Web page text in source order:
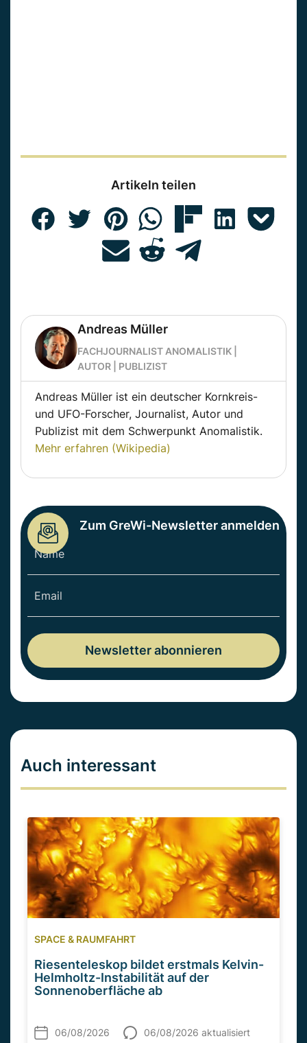
Artikeln teilen
Andreas Müller
FACHJOURNALIST ANOMALISTIK |
AUTOR | PUBLIZIST
Andreas Müller ist ein deutscher Kornkreis-
und UFO-Forscher, Journalist, Autor und
Publizist mit dem Schwerpunkt Anomalistik.
Mehr erfahren (Wikipedia)
Zum GreWi-Newsletter anmelden
Auch interessant
SPACE & RAUMFAHRT
Riesenteleskop bildet erstmals Kelvin-
Helmholtz-Instabilität auf der
Sonnenoberfläche ab
06/08/2026 06/08/2026 aktualisiert